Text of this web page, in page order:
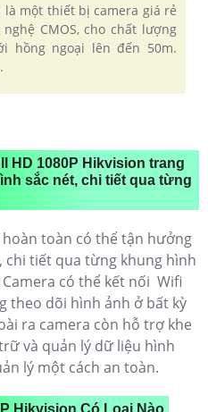
là một thiết bị camera giá rẻ
CMOS, cho chất lượng
hồng ngoại lên đến 50m.
HD 1080P Hikvision trang
sắc nét, chi tiết qua từng
hoàn toàn có thể tận hưởng
chi tiết qua từng khung hình
có thể kết nối Wifi
theo dõi hình ảnh ở bất kỳ
ra camera còn hỗ trợ khe
và quản lý dữ liệu hình
lý một cách an toàn.
Hikvision Có Loại Nào